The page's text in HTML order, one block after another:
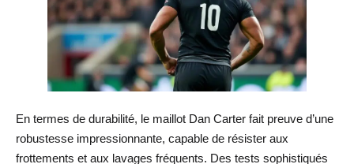
En termes de durabilité, le maillot Dan Carter fait preuve d’une
robustesse impressionnante, capable de résister aux
frottements et aux lavages fréquents. Des tests sophistiqués